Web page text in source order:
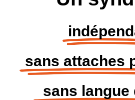
sans attaches
sans langue